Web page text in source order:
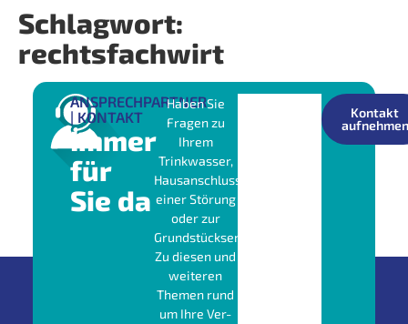
Schlagwort:
rechtsfachwirt
ANSPRECHPARTNER
| KONTAKT
Immer
für
Sie da
Haben Sie
Fragen zu
Ihrem
Trinkwasser,
Hausanschluss,
einer Störung
oder zur
Grundstücksentwässerung?
Zu diesen und
weiteren
Themen rund
um Ihre Ver-
Kontakt
aufnehmen